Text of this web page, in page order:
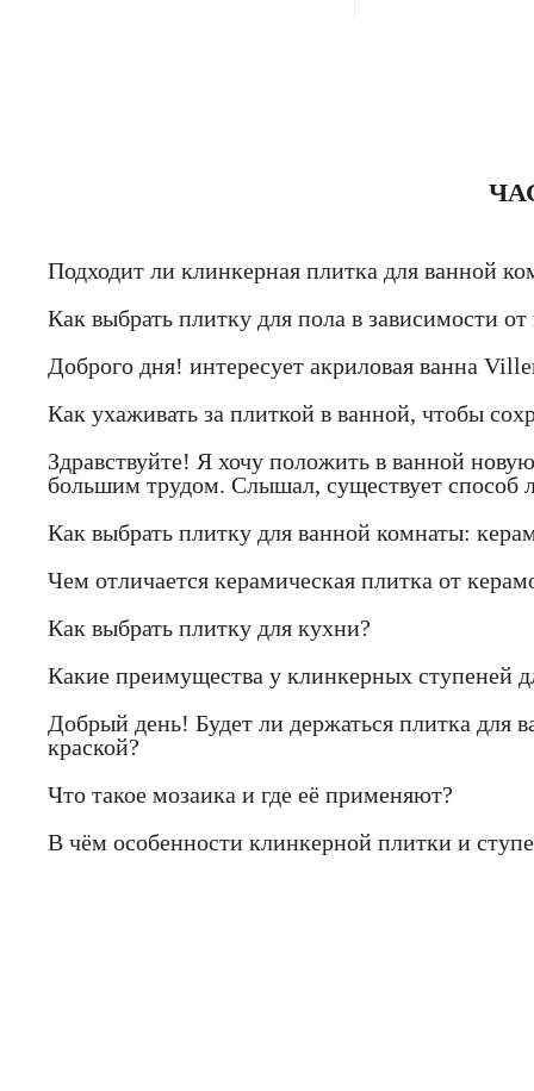
Подходит ли клинкерная плитка для ванной
Как выбрать плитку для пола в зависимости
Доброго дня! интересует акриловая ванна
Как ухаживать за плиткой в ванной, чтобы
Здравствуйте! Я хочу положить в ванной
большим трудом. Слышал, существует способ
Как выбрать плитку для ванной комнаты:
Чем отличается керамическая плитка от
Как выбрать плитку для кухни?
Какие преимущества у клинкерных ступеней
Добрый день! Будет ли держаться плитка для
краской?
Что такое мозаика и где её применяют?
В чём особенности клинкерной плитки и